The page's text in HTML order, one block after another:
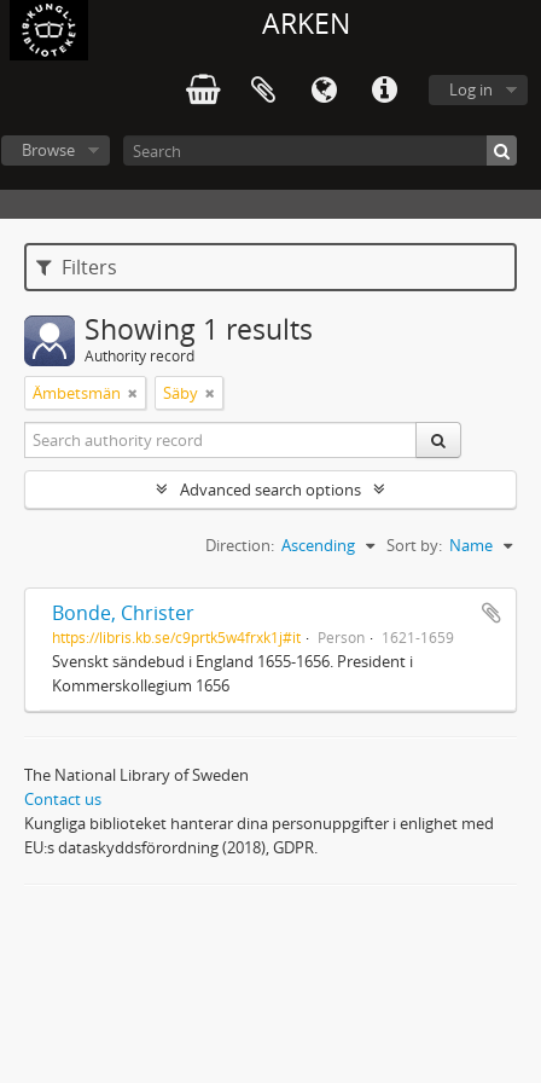
ARKEN
Log in
Browse
Filters
Showing 1 results
Authority record
Ämbetsmän Säby
Advanced search options
Sort by: Name
Direction: Ascending
Bonde, Christer
https://libris.kb.se/c9prtk5w4frxk1j#it Person 1621-1659
Svenskt sändebud i England 1655-1656. President i
Kommerskollegium 1656
The National Library of Sweden
Contact us
Kungliga biblioteket hanterar dina personuppgifter i enlighet med
EU:s dataskyddsförordning (2018), GDPR.